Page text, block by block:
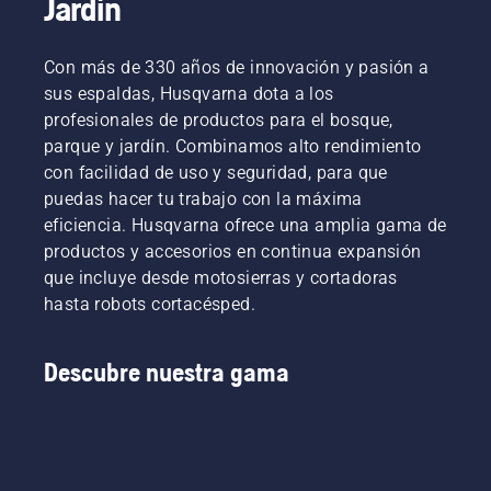
equipo
H. Y son
usuarios
más
exigentes.
fricción.
Esto
prolonga
la vida
útil de la
espada y
la
cadena.
Sigue las
instrucciones
de este
vídeo
aprender
suciedad.
Existen
dos
maneras
de vaciar
el aceite,
que se
muestran
en este
Jardín
Con más de 330 años de innovación y pasión a
sus espaldas, Husqvarna dota a los
profesionales de productos para el bosque,
parque y jardín. Combinamos alto rendimiento
con facilidad de uso y seguridad, para que
puedas hacer tu trabajo con la máxima
eficiencia. Husqvarna ofrece una amplia gama de
productos y accesorios en continua expansión
que incluye desde motosierras y cortadoras
hasta robots cortacésped.
Descubre nuestra gama